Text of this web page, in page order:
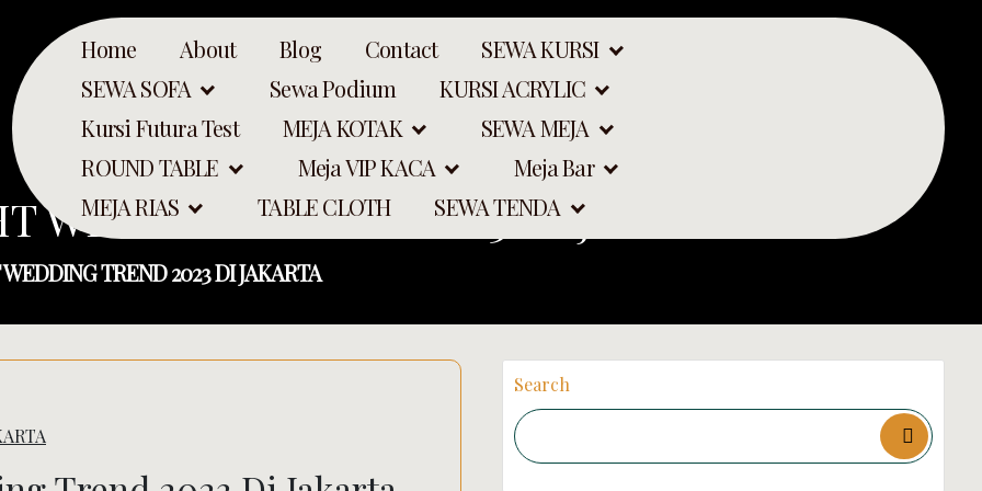
Home About Blog Contact
SEWA KURSI
SEWA SOFA
Sewa Podium
KURSI ACRYLIC
Kursi Futura Test
MEJA KOTAK
SEWA MEJA
ROUND TABLE
Meja VIP KACA
Meja Bar
MEJA RIAS
TABLE CLOTH SEWA TENDA
WEDDING TREND 2023 DI JAKARTA
TREND 2023 DI JAKARTA
Search